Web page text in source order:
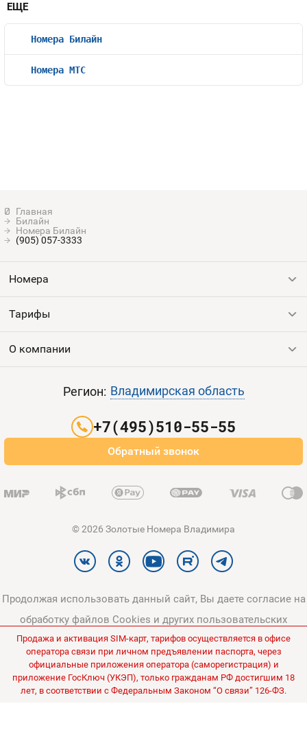
Билайн
Номера Билайн
(905) 057-3333
ЕЩЕ
Номера Билайн
Номера МТС
Номера
Все номера
Тарифы
Выгодные тарифы
О компании
Оплата и доставка
Регион: Владимирская область
+7(495)510-55-55
Обратный звонок
© 2026 Золотые Номера Владимира
Продолжая использовать данный сайт, Вы даете согласие на
обработку файлов Cookies и других пользовательских
данных, в соответствии сПолитикой конфиденциальности
Политикой в отношении обработки персональных данных
Все цены на сайте указаны без НДС.
Продажа и активация SIM-карт, тарифов осуществляется в офисе
оператора связи при личном предъявлении паспорта, через
официальные приложения оператора (саморегистрация) и
приложение ГосКлюч (УКЭП), только гражданам РФ достигшим 18
лет, в соответствии с Федеральным Законом “О связи” 126-ФЗ.